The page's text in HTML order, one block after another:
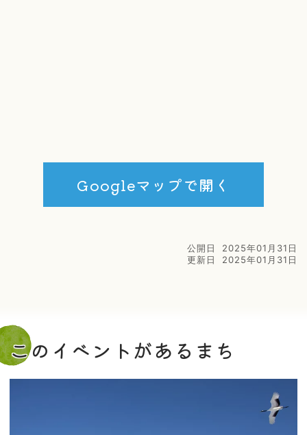
Googleマップで開く
公開日
2025年01月31日
更新日
2025年01月31日
このイベントがあるまち